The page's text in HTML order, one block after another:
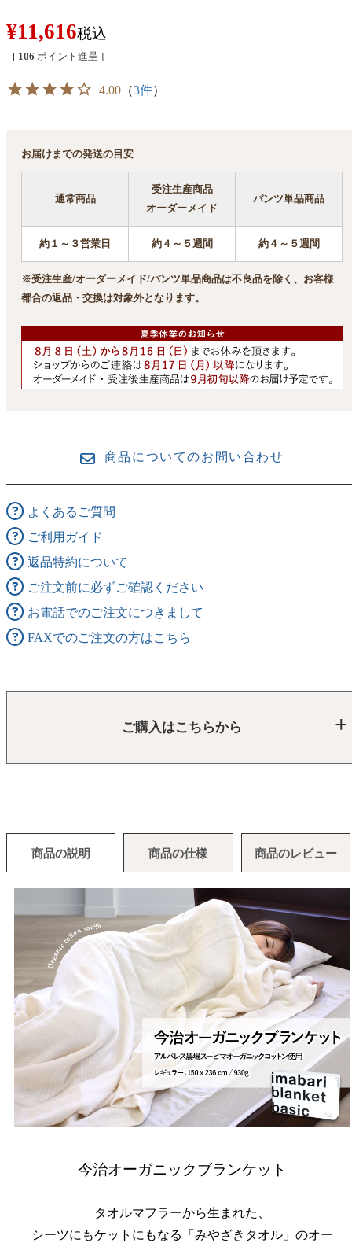
¥11,616税込
[ 106 ポイント進呈 ]
4.00 （3件）
お届けまでの発送の目安
通常商品
受注生産商品
オーダーメイド
パンツ単品商品
約１～３営業日 約４～５週間 約４～５週間
※受注生産/オーダーメイド/パンツ単品商品は不良品を除く、お客様
都合の返品・交換は対象外となります。
商品についてのお問い合わせ
よくあるご質問
ご利用ガイド
返品特約について
ご注文前に必ずご確認ください
お電話でのご注文につきまして
FAXでのご注文の方はこちら
ご購入はこちらから
商品の説明 商品の仕様 商品のレビュー
今治オーガニックブランケット
タオルマフラーから生まれた、
シーツにもケットにもなる「みやざきタオル」のオー